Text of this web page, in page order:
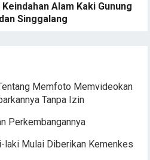
Alam Kaki Gunung
Singgalang
Memfoto Memvideokan
Tanpa Izin
Perkembangannya
laki Mulai Diberikan Kemenkes